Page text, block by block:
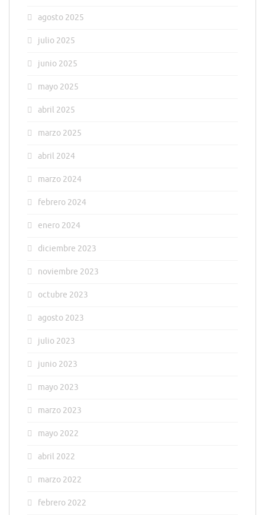
agosto 2025
julio 2025
junio 2025
mayo 2025
abril 2025
marzo 2025
abril 2024
marzo 2024
febrero 2024
enero 2024
diciembre 2023
noviembre 2023
octubre 2023
agosto 2023
julio 2023
junio 2023
mayo 2023
marzo 2023
mayo 2022
abril 2022
marzo 2022
febrero 2022